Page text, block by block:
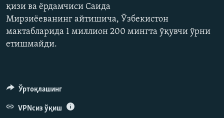
қизи ва ёрдамчиси Саида
Мирзиёеванинг айтишича, Ўзбекистон
мактабларида 1 миллион 200 мингта ўқувчи ўрни
етишмайди.
Ўртоқлашинг
VPNсиз ўқиш